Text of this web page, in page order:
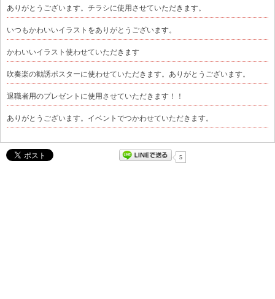
ありがとうございます。チラシに使用させていただきます。
いつもかわいいイラストをありがとうございます。
かわいいイラスト使わせていただきます
吹奏楽の勧誘ポスターに使わせていただきます。ありがとうございます。
退職者用のプレゼントに使用させていただきます！！
ありがとうございます。イベントでつかわせていただきます。
5